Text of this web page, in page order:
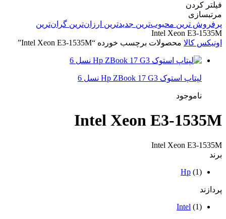
فیلتر کردن
مرتبسازی
پرفروش ترین محبوب‌ترین جدیدترین ارزان‌ترین گران‌ترین
Intel Xeon E3-1535M
اونیکس کالا محصولات برچسب خورده “Intel Xeon E3-1535M”
لپتاپ استوک Hp ZBook 17 G3 نسل 6
ناموجود
Intel Xeon E3-1535M
Intel Xeon E3-1535M
برند
Hp (1)
پردازند
Intel (1)